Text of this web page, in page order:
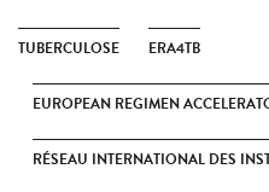
TUBERCULOSE ERA4TB
EUROPEAN REGIMEN
RÉSEAU INTERNATIONAL DES